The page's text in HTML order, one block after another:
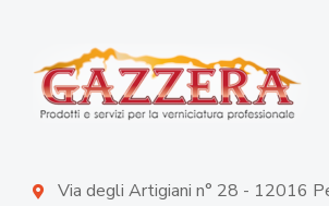
Via degli Artigiani n° 28 - 12016